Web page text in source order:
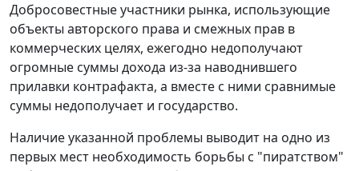
Добросовестные участники рынка, использующие
объекты авторского права и смежных прав в
коммерческих целях, ежегодно недополучают
огромные суммы дохода из-за наводнившего
прилавки контрафакта, а вместе с ними сравнимые
суммы недополучает и государство.
Наличие указанной проблемы выводит на одно из
первых мест необходимость борьбы с "пиратством"